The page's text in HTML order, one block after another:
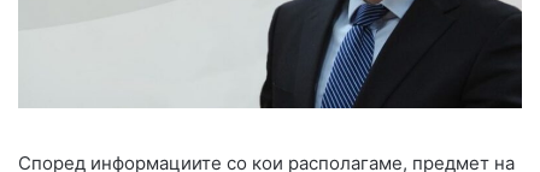
Според информациите со кои располагаме, предмет на